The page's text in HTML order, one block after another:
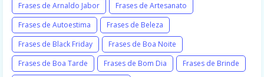
Frases de Arnaldo Jabor
Frases de Artesanato
Frases de Autoestima
Frases de Beleza
Frases de Black Friday
Frases de Boa Noite
Frases de Boa Tarde
Frases de Bom Dia Frases de Brinde